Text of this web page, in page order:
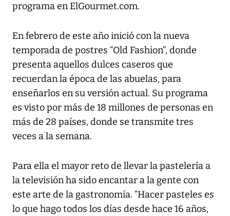
programa en ElGourmet.com.
En febrero de este año inició con la nueva
temporada de postres “Old Fashion”, donde
presenta aquellos dulces caseros que
recuerdan la época de las abuelas, para
enseñarlos en su versión actual. Su programa
es visto por más de 18 millones de personas en
más de 28 países, donde se transmite tres
veces a la semana.
Para ella el mayor reto de llevar la pastelería a
la televisión ha sido encantar a la gente con
este arte de la gastronomía. “Hacer pasteles es
lo que hago todos los días desde hace 16 años,